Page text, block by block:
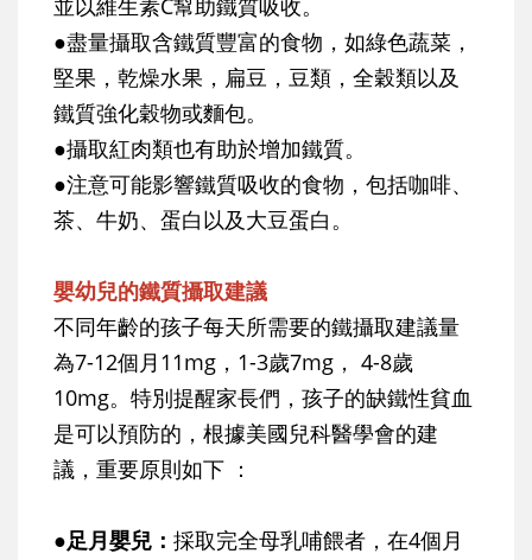
並以維生素C幫助鐵質吸收。
●盡量攝取含鐵質豐富的食物，如綠色蔬菜，
堅果，乾燥水果，扁豆，豆類，全穀類以及
鐵質強化穀物或麵包。
●攝取紅肉類也有助於增加鐵質。
●注意可能影響鐵質吸收的食物，包括咖啡、
茶、牛奶、蛋白以及大豆蛋白。
嬰幼兒的鐵質攝取建議
不同年齡的孩子每天所需要的鐵攝取建議量
為7-12個月11mg，1-3歲7mg， 4-8歲
10mg。特別提醒家長們，孩子的缺鐵性貧血
是可以預防的，根據美國兒科醫學會的建
議，重要原則如下 ：
●足月嬰兒： 採取完全母乳哺餵者，在4個月